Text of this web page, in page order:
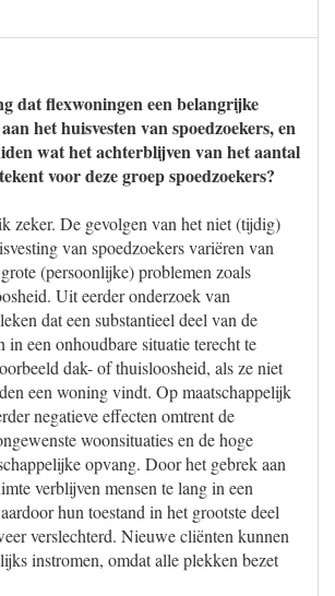
dat flexwoningen een belangrijke
het huisvesten van spoedzoekers, en
wat het achterblijven van het aantal
voor deze groep spoedzoekers?
zeker. De gevolgen van het niet (tijdig)
van spoedzoekers variëren van
(persoonlijke) problemen zoals
Uit eerder onderzoek van
dat een substantieel deel van de
in een onhoudbare situatie terecht te
dak- of thuisloosheid, als ze niet
een woning vindt. Op maatschappelijk
negatieve effecten omtrent de
woonsituaties en de hoge
opvang. Door het gebrek aan
verblijven mensen te lang in een
hun toestand in het grootste deel
verslechterd. Nieuwe cliënten kunnen
instromen, omdat alle plekken bezet